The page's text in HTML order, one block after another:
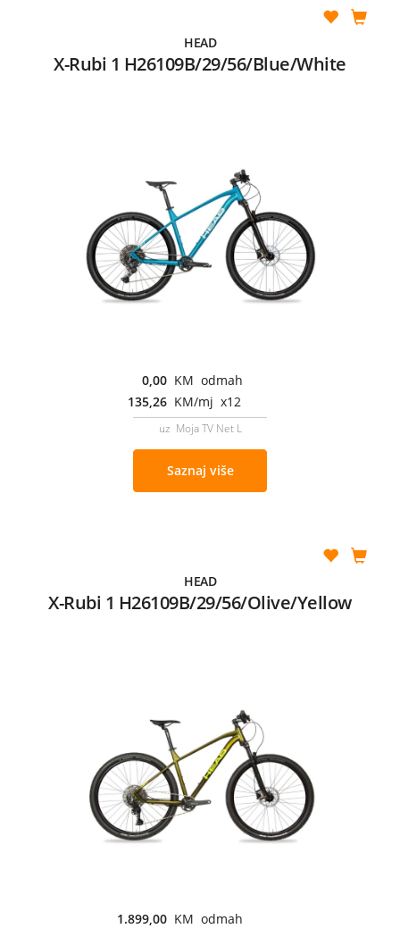
HEAD
X-Rubi 1 H26109B/29/56/Blue/White
0,00 KM odmah
135,26 KM/mj x12
uz Moja TV Net L
Saznaj više
HEAD
X-Rubi 1 H26109B/29/56/Olive/Yellow
1.899,00 KM odmah